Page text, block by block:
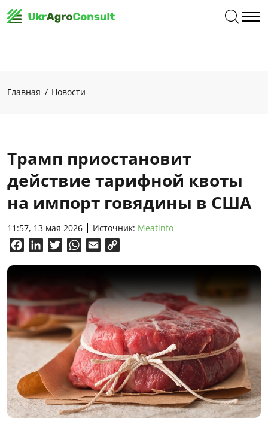
Главная Новости
Трамп приостановит
действие тарифной квоты
на импорт говядины в США
11:57, 13 мая 2026 Источник: Meatinfo
FacebookLinkedInTwitterWhatsApp
Email